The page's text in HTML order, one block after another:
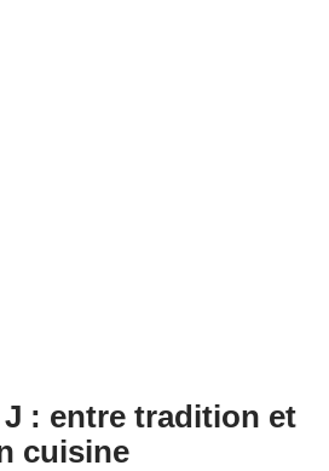
: entre tradition et
cuisine